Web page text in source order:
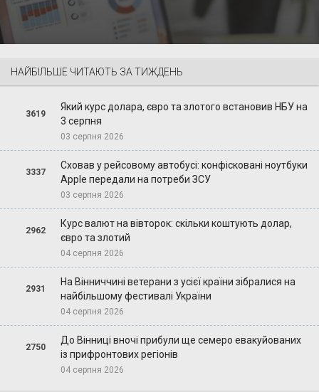
НАЙБІЛЬШЕ ЧИТАЮТЬ ЗА ТИЖДЕНЬ
3619
Який курс долара, євро та злотого встановив НБУ на
3 серпня
03 серпня 2026
3337
Сховав у рейсовому автобусі: конфісковані ноутбуки
Apple передали на потреби ЗСУ
03 серпня 2026
2962
Курс валют на вівторок: скільки коштують долар,
євро та злотий
04 серпня 2026
2931
На Вінниччині ветерани з усієї країни зібралися на
найбільшому фестивалі України
04 серпня 2026
2750
До Вінниці вночі прибули ще семеро евакуйованих
із прифронтових регіонів
04 серпня 2026